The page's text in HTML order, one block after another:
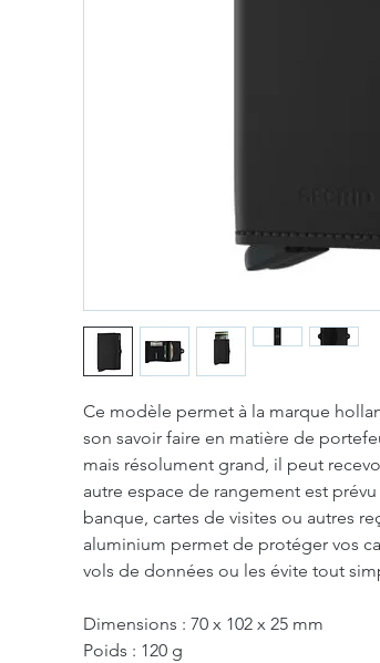
Ce modèle permet à la marque
son savoir faire en matière de
mais résolument grand, il peut
autre espace de rangement est
banque, cartes de visites ou autres
aluminium permet de protéger vos
vols de données ou les évite tout
Dimensions : 70 x 102 x 25 mm
Poids : 120 g